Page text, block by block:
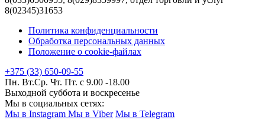
8(02345)31653
Политика конфиденциальности
Обработка персональных данных
Положение о cookie-файлах
+375 (33) 650-09-55
Пн. Вт.Ср. Чт. Пт. с 9.00 -18.00
Выходной суббота и воскресенье
Мы в социальных сетях:
Мы в Instagram Мы в Viber Мы в Telegram